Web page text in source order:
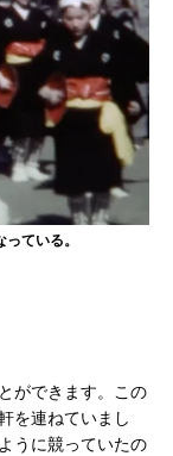
ている。
ができます。この
を連ねていまし
うに競っていたの